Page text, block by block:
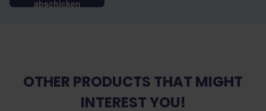
abschicken
OTHER PRODUCTS THAT MIGHT
INTEREST YOU!